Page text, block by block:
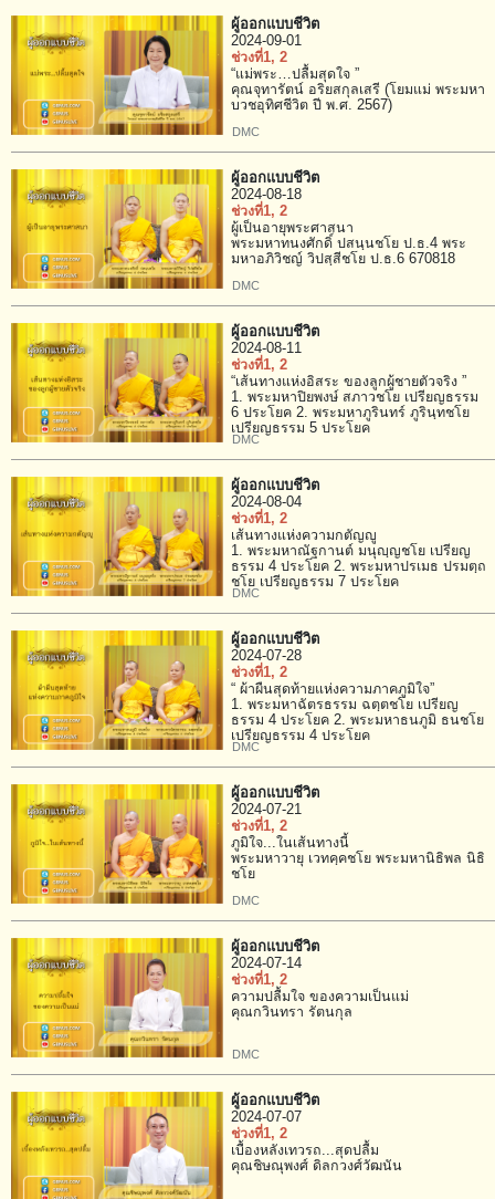
ผู้ออกแบบชีวิต
2024-09-01
ช่วงที่1, 2
“แม่พระ…ปลื้มสุดใจ ”
คุณจุทารัตน์ อริยสกุลเสรี (โยมแม่ พระมหา
บวชอุทิศชีวิต ปี พ.ศ. 2567)
DMC
ผู้ออกแบบชีวิต
2024-08-18
ช่วงที่1, 2
ผู้เป็นอายุพระศาสนา
พระมหาทนงศักดิ์ ปสนฺนชโย ป.ธ.4 พระ
มหาอภิวิชญ์ วิปสฺสีชโย ป.ธ.6 670818
DMC
ผู้ออกแบบชีวิต
2024-08-11
ช่วงที่1, 2
“เส้นทางแห่งอิสระ ของลูกผู้ชายตัวจริง ”
1. พระมหาปิยพงษ์ สภาวชโย เปรียญธรรม
6 ประโยค 2. พระมหาภูรินทร์ ภูรินฺทชโย
เปรียญธรรม 5 ประโยค
DMC
ผู้ออกแบบชีวิต
2024-08-04
ช่วงที่1, 2
เส้นทางแห่งความกตัญญู
1. พระมหาณัฐกานต์ มนุญฺญชโย เปรียญ
ธรรม 4 ประโยค 2. พระมหาปรเมธ ปรมตฺถ
ชโย เปรียญธรรม 7 ประโยค
DMC
ผู้ออกแบบชีวิต
2024-07-28
ช่วงที่1, 2
“ ผ้าผืนสุดท้ายแห่งความภาคภูมิใจ”
1. พระมหาฉัตรธรรม ฉตฺตชโย เปรียญ
ธรรม 4 ประโยค 2. พระมหาธนภูมิ ธนชโย
เปรียญธรรม 4 ประโยค
DMC
ผู้ออกแบบชีวิต
2024-07-21
ช่วงที่1, 2
ภูมิใจ...ในเส้นทางนี้
พระมหาวายุ เวทคฺคชโย พระมหานิธิพล นิธิ
ชโย
DMC
ผู้ออกแบบชีวิต
2024-07-14
ช่วงที่1, 2
ความปลื้มใจ ของความเป็นแม่
คุณกวินทรา รัตนกุล
DMC
ผู้ออกแบบชีวิต
2024-07-07
ช่วงที่1, 2
เบื้องหลังเทวรถ...สุดปลื้ม
คุณชิษณุพงศ์ ดิลกวงศ์วัฒนัน